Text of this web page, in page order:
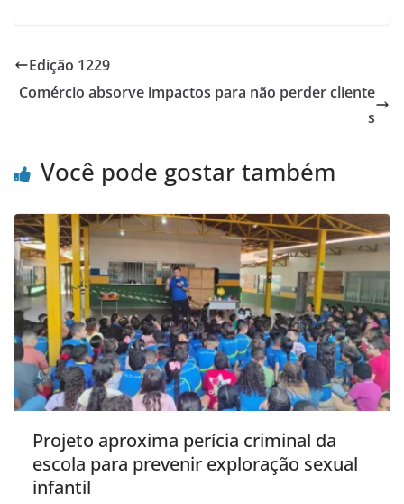
Edição 1229
Comércio absorve impactos para não perder cliente
s
Você pode gostar também
Projeto aproxima perícia criminal da
escola para prevenir exploração sexual
infantil